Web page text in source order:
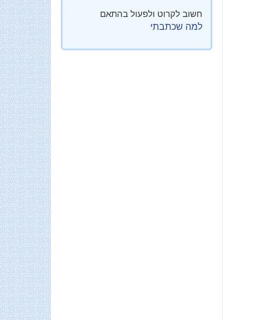
חשוב לקרוט ולפעול בהתאם
למה שכתבתי